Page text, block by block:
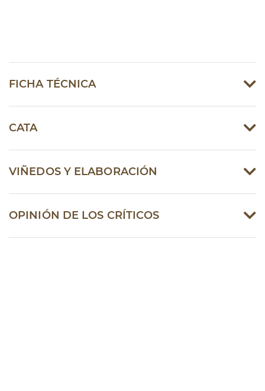
FICHA TÉCNICA
CATA
VIÑEDOS Y ELABORACIÓN
OPINIÓN DE LOS CRÍTICOS